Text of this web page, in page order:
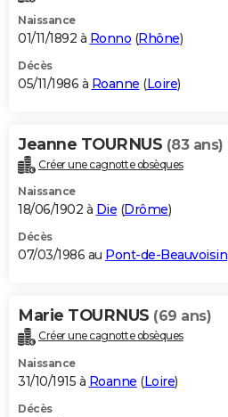
Naissance
01/11/1892 à Ronno (Rhône)
Décès
05/11/1986 à Roanne (Loire)
Jeanne TOURNUS (83 ans)
Créer une cagnotte obsèques
Naissance
18/06/1902 à Die (Drôme)
Décès
07/03/1986 au Pont-de-Beauvoisin
Marie TOURNUS (69 ans)
Créer une cagnotte obsèques
Naissance
31/10/1915 à Roanne (Loire)
Décès